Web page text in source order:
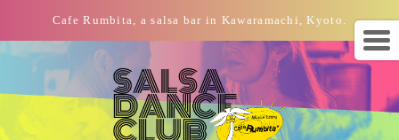
Cafe Rumbita, a salsa bar in Kawaramachi, Kyoto.